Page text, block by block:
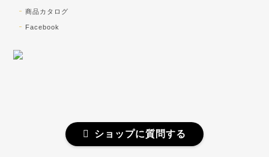
した！大切に使います！
柳澤商会ジュエリーショップ
商品カタログ
Facebook
ショップに質問する